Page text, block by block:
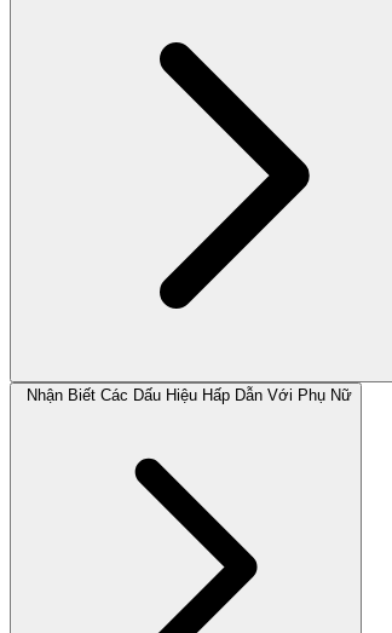
Nhận Biết Các Dấu Hiệu Hấp Dẫn Với Phụ Nữ